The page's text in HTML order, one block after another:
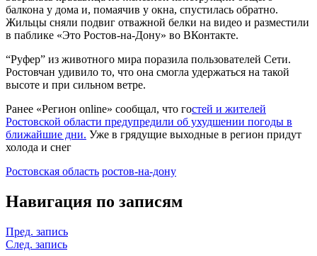
балкона у дома и, помаячив у окна, спустилась обратно.
Жильцы сняли подвиг отважной белки на видео и разместили
в паблике «Это Ростов-на-Дону» во ВКонтакте.
“Руфер” из животного мира поразила пользователей Сети.
Ростовчан удивило то, что она смогла удержаться на такой
высоте и при сильном ветре.
Ранее «Регион online» сообщал, что гостей и жителей
Ростовской области предупредили об ухудшении погоды в
ближайшие дни. Уже в грядущие выходные в регион придут
холода и снег
Ростовская область ростов-на-дону
Навигация по записям
Пред. запись
След. запись